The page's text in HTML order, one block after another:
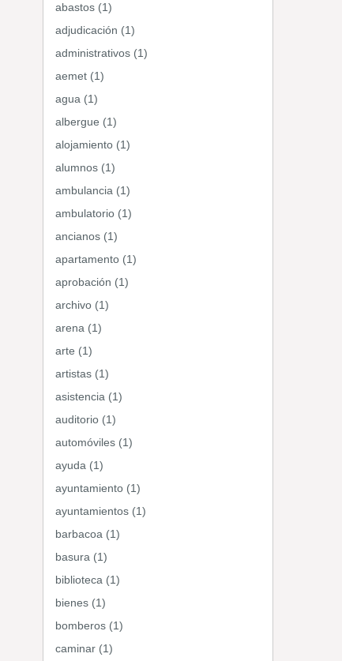
abastos (1)
adjudicación (1)
administrativos (1)
aemet (1)
agua (1)
albergue (1)
alojamiento (1)
alumnos (1)
ambulancia (1)
ambulatorio (1)
ancianos (1)
apartamento (1)
aprobación (1)
archivo (1)
arena (1)
arte (1)
artistas (1)
asistencia (1)
auditorio (1)
automóviles (1)
ayuda (1)
ayuntamiento (1)
ayuntamientos (1)
barbacoa (1)
basura (1)
biblioteca (1)
bienes (1)
bomberos (1)
caminar (1)